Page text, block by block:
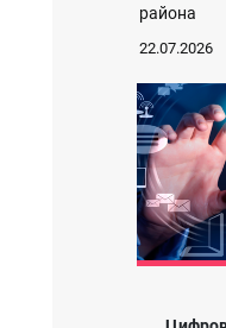
района
22.07.2026